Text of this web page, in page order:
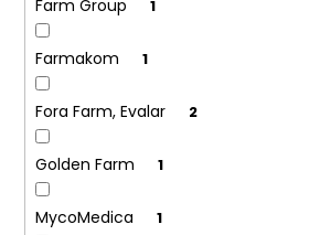
Farm Group 1
Farmakom 1
Fora Farm, Evalar 2
Golden Farm 1
MycoMedica 1